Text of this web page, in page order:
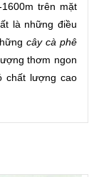
trên mặt
là những điều
cây cà phê
thơm ngon
chất lượng cao